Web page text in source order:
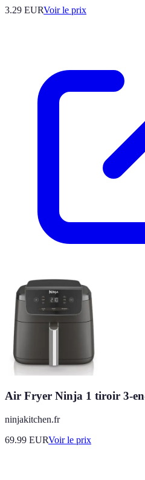
3.29 EURVoir le prix
Air Fryer Ninja 1 tiroir 3-
ninjakitchen.fr
69.99 EURVoir le prix